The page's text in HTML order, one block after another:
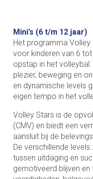
Mini’s (6 t/m 12 jaar)
Het programma
voor kinderen van 6
opstap in het
plezier, beweging en
en dynamische levels
eigen tempo in het
Volley Stars is de
(CMV) en biedt een
aansluit bij de
De verschillende
tussen uitdaging en
gemotiveerd blijven